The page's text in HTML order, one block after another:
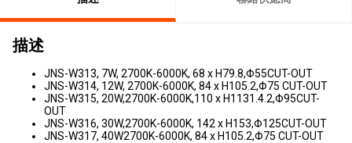
描述
JNS-W313, 7W, 2700K-6000K, 68 x H79.8,Φ55CUT-OUT
JNS-W314, 12W, 2700K-6000K, 84 x H105.2,Φ75 CUT-OUT
JNS-W315, 20W,2700K-6000K,110 x H1131.4.2,Φ95CUT-
OUT
JNS-W316, 30W,2700K-6000K, 142 x H153,Φ125CUT-OUT
JNS-W317, 40W2700K-6000K, 84 x H105.2,Φ75 CUT-OUT